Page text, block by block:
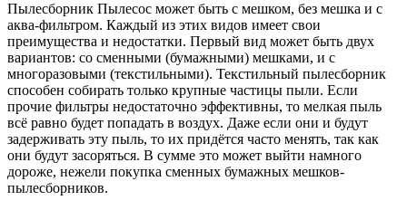
Пылесборник Пылесос может быть с мешком, без мешка и с
аква-фильтром. Каждый из этих видов имеет свои
преимущества и недостатки. Первый вид может быть двух
вариантов: со сменными (бумажными) мешками, и с
многоразовыми (текстильными). Текстильный пылесборник
способен собирать только крупные частицы пыли. Если
прочие фильтры недостаточно эффективны, то мелкая пыль
всё равно будет попадать в воздух. Даже если они и будут
задерживать эту пыль, то их придётся часто менять, так как
они будут засоряться. В сумме это может выйти намного
дороже, нежели покупка сменных бумажных мешков-
пылесборников.